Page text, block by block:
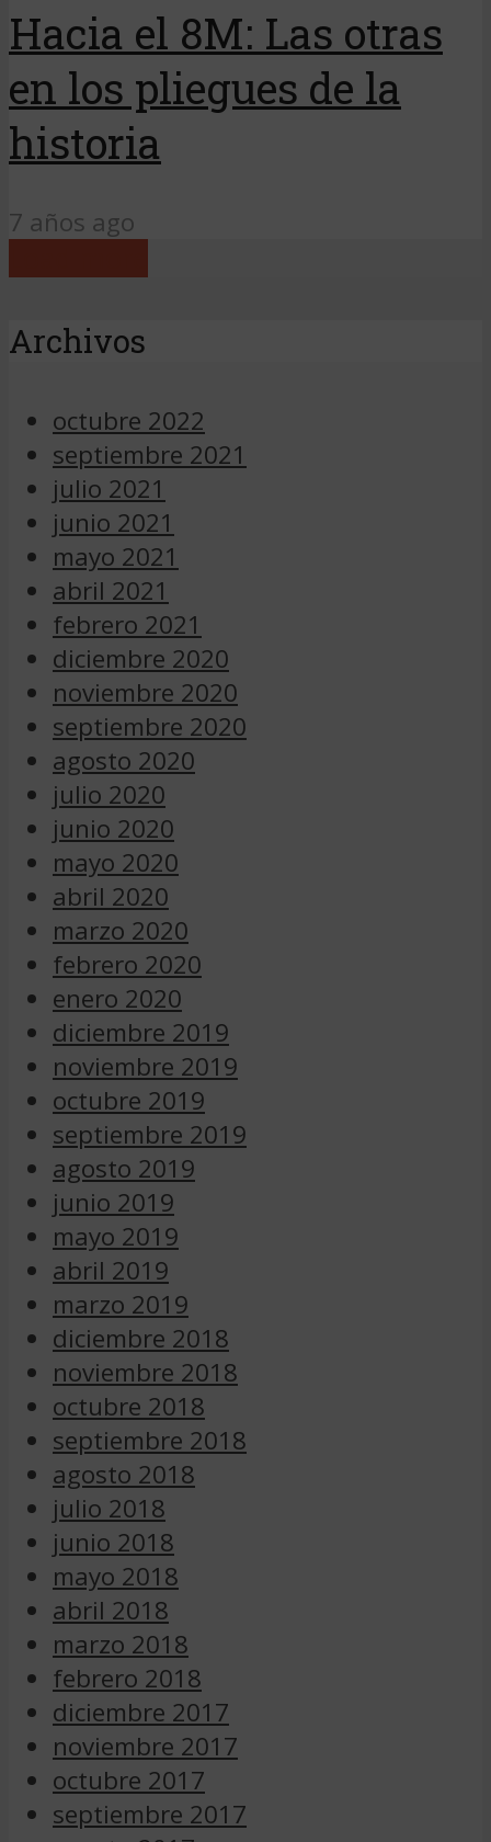
Hacia el 8M: Las otras
en los pliegues de la
historia
7 años ago
Archivos
octubre 2022
septiembre 2021
julio 2021
junio 2021
mayo 2021
abril 2021
febrero 2021
diciembre 2020
noviembre 2020
septiembre 2020
agosto 2020
julio 2020
junio 2020
mayo 2020
abril 2020
marzo 2020
febrero 2020
enero 2020
diciembre 2019
noviembre 2019
octubre 2019
septiembre 2019
agosto 2019
junio 2019
mayo 2019
abril 2019
marzo 2019
diciembre 2018
noviembre 2018
octubre 2018
septiembre 2018
agosto 2018
julio 2018
junio 2018
mayo 2018
abril 2018
marzo 2018
febrero 2018
diciembre 2017
noviembre 2017
octubre 2017
septiembre 2017